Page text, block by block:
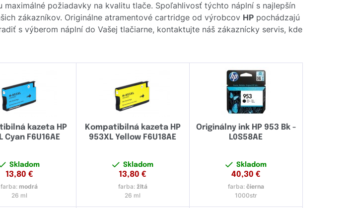
požiadavky na kvalitu tlače. Spoľahlivosť týchto náplní s najlepšín
zákazníkov. Originálne atramentové cartridge od výrobcov HP pochádzajú
s výberom náplní do Vašej tlačiarne, kontaktujte náš zákaznícky servis, kde
kazeta HP
Cyan F6U16AE
Skladom
13,80 €
farba:modrá
26 ml
Kompatibilná kazeta HP
953XL Yellow F6U18AE
Skladom
13,80 €
farba: žltá
26 ml
Originálny ink HP 953 Bk -
L0S58AE
Skladom
40,30 €
farba: čierna
1000str